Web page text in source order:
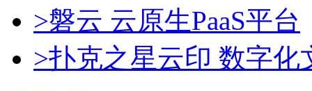
>磐云 云原生PaaS平台
>扑克之星云印 数字化